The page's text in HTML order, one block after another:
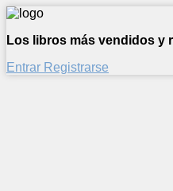
Los libros más vendidos y
Entrar Registrarse